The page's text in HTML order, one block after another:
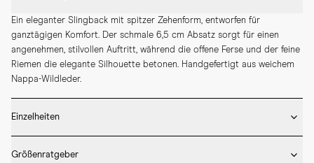
Ein eleganter Slingback mit spitzer Zehenform, entworfen für
ganztägigen Komfort. Der schmale 6,5 cm Absatz sorgt für einen
angenehmen, stilvollen Auftritt, während die offene Ferse und der feine
Riemen die elegante Silhouette betonen. Handgefertigt aus weichem
Nappa-Wildleder.
Einzelheiten
* Absatzhöhe: 65 mm
Größenratgeber